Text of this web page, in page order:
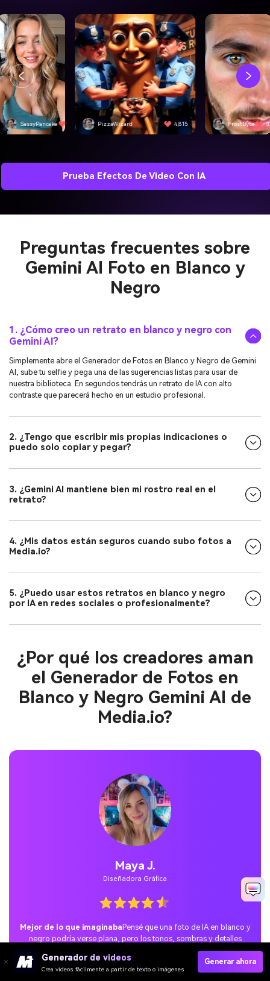
SassyPancake 4,501 PizzaWizard 4,815 FrostByte
Prueba Efectos De Video Con IA
Preguntas frecuentes sobre
Gemini AI Foto en Blanco y
Negro
1. ¿Cómo creo un retrato en blanco y negro con
Gemini AI?
Simplemente abre el Generador de Fotos en Blanco y Negro de Gemini
AI, sube tu selfie y pega una de las sugerencias listas para usar de
nuestra biblioteca. En segundos tendrás un retrato de IA con alto
contraste que parecerá hecho en un estudio profesional.
2. ¿Tengo que escribir mis propias indicaciones o
puedo solo copiar y pegar?
3. ¿Gemini AI mantiene bien mi rostro real en el
retrato?
4. ¿Mis datos están seguros cuando subo fotos a
Media.io?
5. ¿Puedo usar estos retratos en blanco y negro
por IA en redes sociales o profesionalmente?
¿Por qué los creadores aman
el Generador de Fotos en
Blanco y Negro Gemini AI de
Media.io?
Jordan P.
Usuario casual
Sorpresa social perfecta.Probé la tendencia del retrato en
blanco y negro con un prompt de Gemini y lo publiqué en TikTok.
Las reacciones fueron increíbles: a la gente le encantó el estilo
cinematográfico y mi publicación se hizo viral rápidamente.
Generador de videos
Crea videos fácilmente a partir de texto o imágenes
Generar ahora